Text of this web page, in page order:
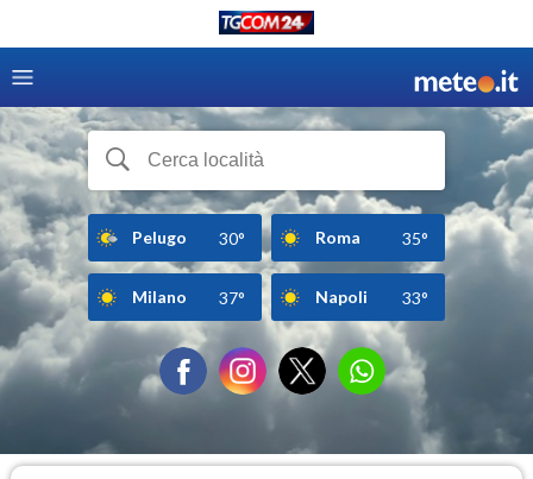
Pelugo 30° Roma 35°
Milano 37° Napoli 33°